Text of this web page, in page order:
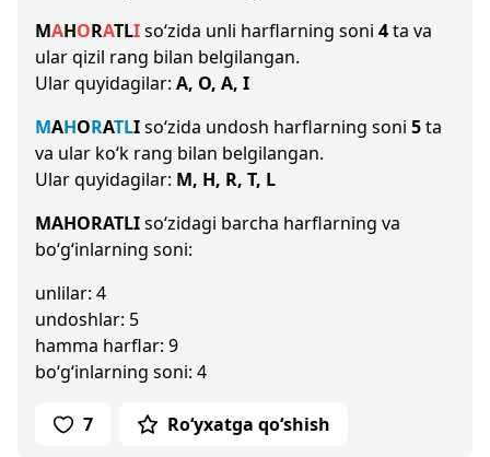
MAHORATLIso‘zida unli harflarning soni 4ta va
ular qizil rang bilan belgilangan.
Ular quyidagilar: A, O, A, I
MAHORATLIso‘zida undosh harflarning soni 5ta
va ular ko‘k rang bilan belgilangan.
Ular quyidagilar: M, H, R, T, L
MAHORATLIso‘zidagi barcha harflarning va
bo‘g‘inlarning soni:
unlilar: 4
undoshlar: 5
hamma harflar: 9
bo‘g‘inlarning soni: 4
7 Ro‘yxatga qo‘shish